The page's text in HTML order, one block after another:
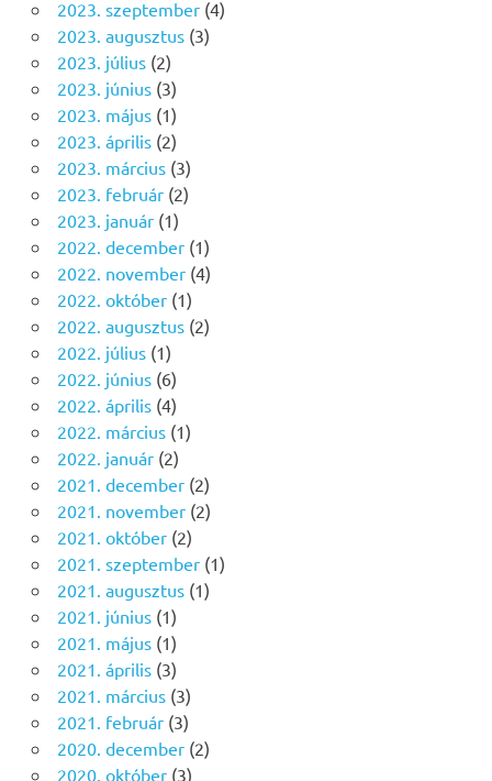
2023. szeptember(4)
2023. augusztus(3)
2023. július(2)
2023. június(3)
2023. május(1)
2023. április(2)
2023. március(3)
2023. február(2)
2023. január(1)
2022. december(1)
2022. november(4)
2022. október(1)
2022. augusztus(2)
2022. július(1)
2022. június(6)
2022. április(4)
2022. március(1)
2022. január(2)
2021. december(2)
2021. november(2)
2021. október(2)
2021. szeptember(1)
2021. augusztus(1)
2021. június(1)
2021. május(1)
2021. április(3)
2021. március(3)
2021. február(3)
2020. december(2)
2020. október(3)